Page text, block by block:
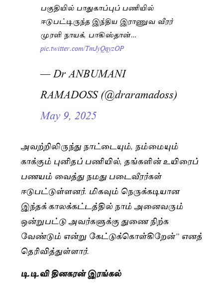
பகுதியில் பாதுகாப்புப் பணியில்
ஈடுபட்டிருந்த இந்திய இராணுவ வீரர்
முரளி நாயக், பாகிஸ்தான்…
pic.twitter.com/TmJyQqyzOP
— Dr ANBUMANI
RAMADOSS (@draramadoss)
May 9, 2025
அவற்றிலிருந்து நாட்டையும், நம்மையும்
காக்கும் புனிதப் பணியில், தங்களின் உயிரைப்
பணயம் வைத்து நமது படைவீரர்கள்
ஈடுபட்டுள்ளனர். மிகவும் நெருக்கடியான
இந்தக் காலக்கட்டத்தில் நாம் அனைவரும்
ஒன்றுபட்டு அவர்களுக்கு துணை நிற்க
வேண்டும் என்று கேட்டுக்கொள்கிறேன்” எனத்
தெரிவித்துள்ளார்.
டி.டி.வி தினகரன் இரங்கல்